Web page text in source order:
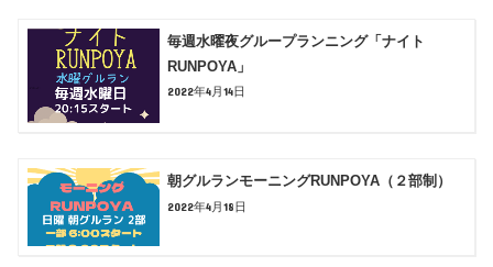
毎週水曜夜グループランニング「ナイト
RUNPOYA」
2022年4月14日
朝グルランモーニングRUNPOYA（２部制）
2022年4月18日